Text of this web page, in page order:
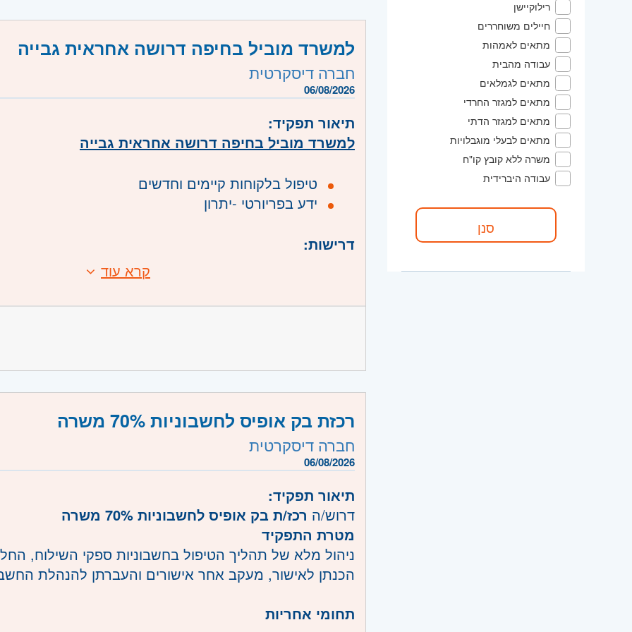
רילוקיישן
חיילים משוחררים
מתאים לאמהות
עבודה מהבית
מתאים לגמלאים
מתאים למגזר החרדי
מתאים למגזר הדתי
מתאים לבעלי מוגבלויות
משרה ללא קובץ קו"ח
עבודה היברידית
היקף משרה: משרה מלאה
קוד משרה:JB-00019
שוהם
למשרד מוביל בחיפה דרושה אחראית גבייה
חברה דיסקרטית
06/08/2026
תיאור תפקיד:
למשרד מוביל בחיפה דרושה אחראית גבייה
טיפול בלקוחות קיימים וחדשים
ידע בפריורטי -יתרון
דרישות:
משרה מלאה / חלקית
קוד משרה:JB-00007
קרא עוד
רכזת בק אופיס לחשבוניות 70% משרה
חברה דיסקרטית
06/08/2026
תיאור תפקיד:
דרוש/ה רכז/ת בק אופיס לחשבוניות 70% משרה
מטרת התפקיד
ניהול מלא של תהליך הטיפול בחשבוניות ספקי השילוח,
הכנתן לאישור, מעקב אחר אישורים והעברתן להנהלת
תחומי אחריות